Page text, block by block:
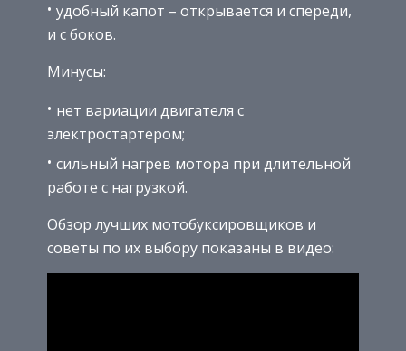
удобный капот – открывается и спереди,
и с боков.
Минусы:
нет вариации двигателя с
электростартером;
сильный нагрев мотора при длительной
работе с нагрузкой.
Обзор лучших мотобуксировщиков и
советы по их выбору показаны в видео: